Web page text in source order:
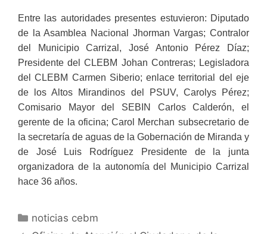
Entre las autoridades presentes estuvieron: Diputado
de la Asamblea Nacional Jhorman Vargas; Contralor
del Municipio Carrizal, José Antonio Pérez Díaz;
Presidente del CLEBM Johan Contreras; Legisladora
del CLEBM Carmen Siberio; enlace territorial del eje
de los Altos Mirandinos del PSUV, Carolys Pérez;
Comisario Mayor del SEBIN Carlos Calderón, el
gerente de la oficina; Carol Merchan subsecretario de
la secretaría de aguas de la Gobernación de Miranda y
de José Luis Rodríguez Presidente de la junta
organizadora de la autonomía del Municipio Carrizal
hace 36 años.
noticias cebm